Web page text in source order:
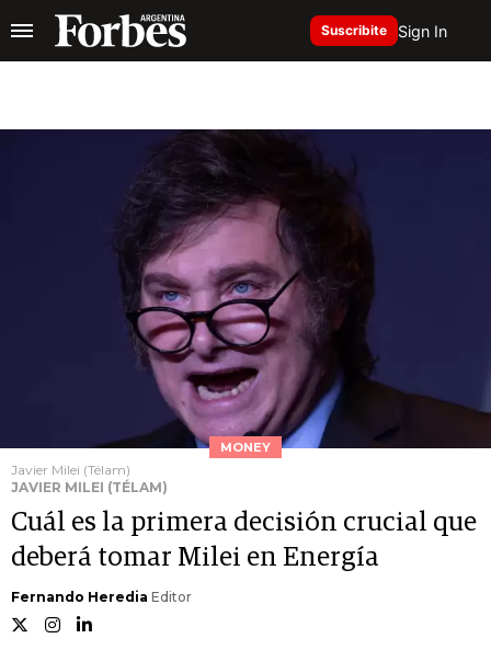
Suscribite Sign In
MONEY
Javier Milei (Télam)
JAVIER MILEI (TÉLAM)
Cuál es la primera decisión crucial que
deberá tomar Milei en Energía
Fernando Heredia Editor